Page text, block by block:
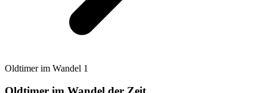
Oldtimer im Wandel 1